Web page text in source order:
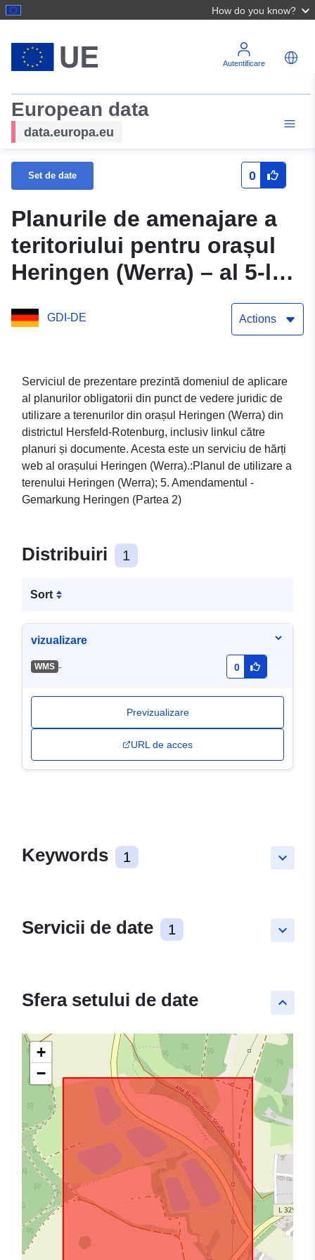
How do you know?
Autentificare
European data
data.europa.eu
Set de date 0
Planurile de amenajare a
teritoriului pentru orașul
Heringen (Werra) – al 5-lea
amendament – Gemarkung
Heringen (partea 2)
GDI-DE Actions
Serviciul de prezentare prezintă domeniul de aplicare
al planurilor obligatorii din punct de vedere juridic de
utilizare a terenurilor din orașul Heringen (Werra) din
districtul Hersfeld-Rotenburg, inclusiv linkul către
planuri și documente. Acesta este un serviciu de hărți
web al orașului Heringen (Werra).:Planul de utilizare a
terenului Heringen (Werra); 5. Amendamentul -
Gemarkung Heringen (Partea 2)
Distribuiri 1
Sort
vizualizare
WMS - 0
Previzualizare
URL de acces
keyboard_arrow_down
Keywords 1
keyboard_arrow_down
Servicii de date 1
keyboard_arrow_up
Sfera setului de date
+
−